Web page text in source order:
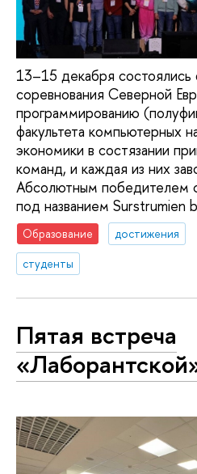
13–15 декабря состоялись
соревнования Северной
программированию
факультета компьютерных
экономики в состязании
команд, и каждая из них
Абсолютным победителем
под названием Surstrumien
Образование
достижения
студенты
Пятая встреча